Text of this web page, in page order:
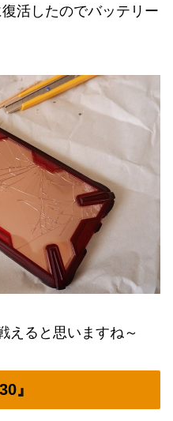
活したのでバッテリー
えると思いますね～
』